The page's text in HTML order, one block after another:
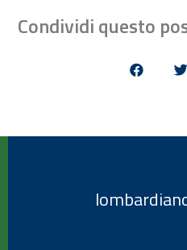
Condividi questo